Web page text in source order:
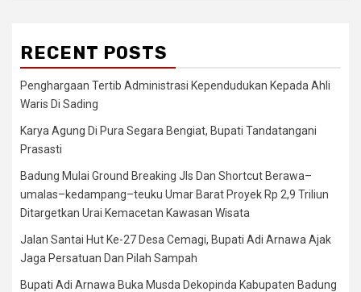
RECENT POSTS
Penghargaan Tertib Administrasi Kependudukan Kepada Ahli
Waris Di Sading
Karya Agung Di Pura Segara Bengiat, Bupati Tandatangani
Prasasti
Badung Mulai Ground Breaking Jls Dan Shortcut Berawa–
umalas–kedampang–teuku Umar Barat Proyek Rp 2,9 Triliun
Ditargetkan Urai Kemacetan Kawasan Wisata
Jalan Santai Hut Ke-27 Desa Cemagi, Bupati Adi Arnawa Ajak
Jaga Persatuan Dan Pilah Sampah
Bupati Adi Arnawa Buka Musda Dekopinda Kabupaten Badung